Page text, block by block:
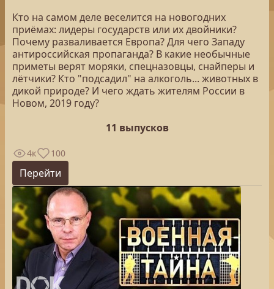
Кто на самом деле веселится на новогодних
приёмах: лидеры государств или их двойники?
Почему разваливается Европа? Для чего Западу
антироссийская пропаганда? В какие необычные
приметы верят моряки, спецназовцы, снайперы и
лётчики? Кто "подсадил" на алкоголь... животных в
дикой природе? И чего ждать жителям России в
Новом, 2019 году?
11 выпусков
4к 100
Перейти